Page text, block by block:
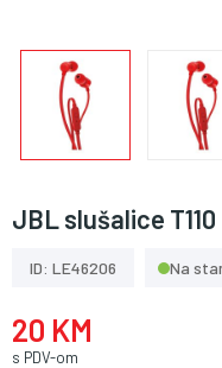
JBL slušalice
ID: LE46206 Na
20 KM
s PDV-om